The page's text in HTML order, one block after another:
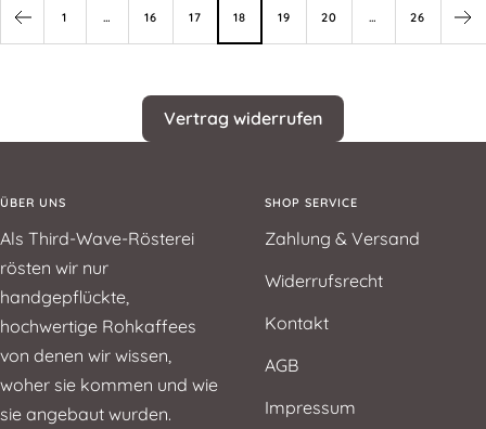
1 … 16 17 18 19 20 … 26
Vertrag widerrufen
ÜBER UNS
Als Third-Wave-Rösterei
rösten wir nur
handgepflückte,
hochwertige Rohkaffees
von denen wir wissen,
woher sie kommen und wie
sie angebaut wurden.
SHOP SERVICE
Zahlung & Versand
Widerrufsrecht
Kontakt
AGB
Impressum